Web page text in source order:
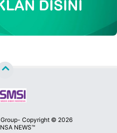
Copyright © 2026
NEWS™